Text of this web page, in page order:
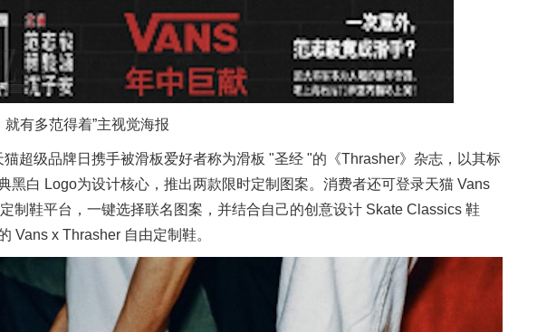
就有多范得着”主视觉海报
猫超级品牌日携手被滑板爱好者称为滑板 "圣经 "的《Thrasher》杂志，以其标
黑白 Logo为设计核心，推出两款限时定制图案。消费者还可登录天猫 Vans
制鞋平台，一键选择联名图案，并结合自己的创意设计 Skate Classics 鞋
Vans x Thrasher 自由定制鞋。